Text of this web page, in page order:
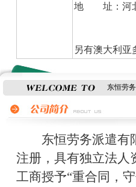
地 址：河北
另有澳大利亚
东恒劳务
东恒劳务派遣有限
注册，具有独立法人
工商授予“重合同，